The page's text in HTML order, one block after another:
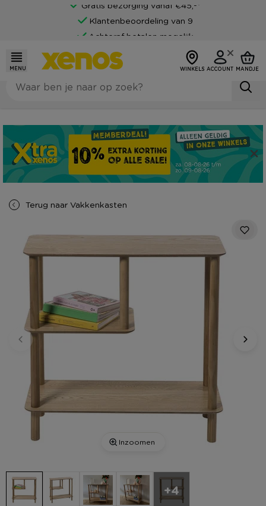
Gratis bezorging vanaf €45,-*
Klantenbeoordeling van 9
Achteraf betalen mogelijk
MENU WINKELS ACCOUNT MANDJE
Terug naar Vakkenkasten
Inzoomen
+4